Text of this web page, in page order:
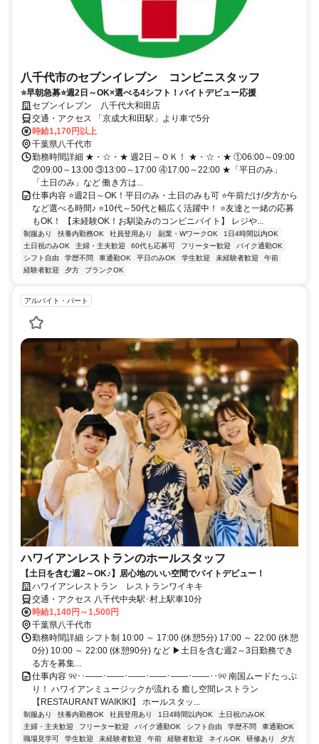
八千代市のセブンイレブン コンビニスタッフ
⭐早朝急募⭐週2日～OK×選べる4シフト！バイトデビュー応援
セブンイレブン 八千代大和田店
交通・アクセス 「京成大和田駅」より車で5分
時給1,170円以上
千葉県八千代市
勤務時間詳細 ★・☆・★ 週2日～ＯＫ！ ★・☆・★ ①06:00～09:00
②09:00～13:00 ③13:00～17:00 ④17:00～22:00 ★「平日のみ」
「土日のみ」など 働き方は...
仕事内容 ⭐週2日～OK！平日のみ・土日のみも可 ⭐午前だけ/夕方から
など選べる時間♪ ⭐10代～50代と幅広く活躍中！ ⭐友達と一緒の応募
もOK！ 【未経験OK！お馴染みのコンビニバイト】 レジや...
制服あり 扶養内勤務OK 社員登用あり 副業・WワークOK
1日4時間以内OK
土日祝のみOK
主婦・主夫歓迎 60代も応募可 フリーター歓迎
バイク通勤OK
シフト自由
学歴不問 車通勤OK 平日のみOK 学生歓迎 未経験者歓迎
午前
経験者歓迎
夕方 ブランクOK
アルバイト・パート
ハワイアンレストランのホールスタッフ
【土日を含む週2～OK♪】居心地のいい空間でバイトデビュー！
ハワイアンレストラン レストランワイキキ
交通・アクセス 八千代中央駅･村上駅車10分
時給1,140円～1,500円
千葉県八千代市
勤務時間詳細 シフト制 10:00 ～ 17:00 (休憩5分) 17:00 ～ 22:00 (休憩
0分) 10:00 ～ 22:00 (休憩90分) など ▶土日を含む週2～3日勤務でき
る方を募集...
仕事内容 ୨୧･･――･――･――･――･――･――･･୨୧ 南国ムードたっぷ
り！ ハワイアンミュージックが流れる 癒し空間レストラン
【RESTAURANT WAIKIKI】 ホールスタッ...
制服あり 扶養内勤務OK 社員登用あり 1日4時間以内OK
土日祝のみOK
主婦・主夫歓迎
フリーター歓迎 バイク通勤OK シフト自由 学歴不問
車通勤OK
職場見学可
学生歓迎 未経験者歓迎 午前 経験者歓迎 ネイルOK 研修あり
夕方